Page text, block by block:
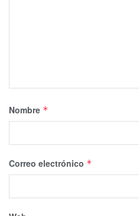
Nombre *
Correo electrónico *